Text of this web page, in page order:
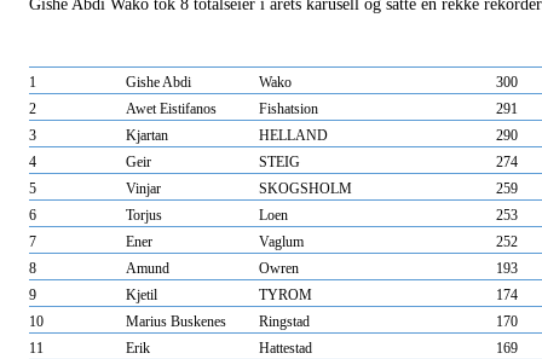
Gishe Abdi Wako tok 8 totalseier i årets karusell og satte en rekke
1 Gishe Abdi Wako
300
2
Awet Eistifanos Fishatsion
291
3
Kjartan HELLAND
290
4
Geir STEIG
274
5
Vinjar SKOGSHOLM
259
6
Torjus Loen
253
7
Ener Vaglum
252
8
Amund Owren
193
9
Kjetil TYROM
174
10
Marius Buskenes Ringstad
170
11
Erik Hattestad
169